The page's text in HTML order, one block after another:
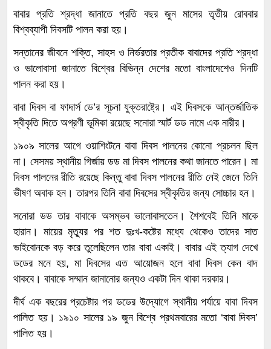
বাবার প্রতি শ্রদ্ধা জানাতে প্রতি বছর জুন মাসের তৃতীয় রোববার
বিশ্বব্যাপী দিবসটি পালন করা হয়।
সন্তানের জীবনে শক্তি, সাহস ও নির্ভরতার প্রতীক বাবাদের প্রতি শ্রদ্ধা
ও ভালোবাসা জানাতে বিশ্বের বিভিন্ন দেশের মতো বাংলাদেশেও দিনটি
পালন করা হয়।
বাবা দিবস বা ফাদার্স ডে’র সূচনা যুক্তরাষ্ট্রে। এই দিবসকে আন্তর্জাতিক
স্বীকৃতি দিতে অগ্রণী ভূমিকা রয়েছে সনোরা স্মার্ট ডড নামে এক নারীর।
১৯০৯ সালের আগে ওয়াশিংটনে বাবা দিবস পালনের কোনো প্রচলন ছিল
না। সেসময় স্থানীয় গির্জায় ডড মা দিবস পালনের কথা জানতে পারেন। মা
দিবস পালনের রীতি রয়েছে কিন্তু বাবা দিবস পালনের রীতি নেই জেনে তিনি
ভীষণ অবাক হন। তারপর তিনি বাবা দিবসের স্বীকৃতির জন্য সোচ্চার হন।
সনোরা ডড তার বাবাকে অসম্ভব ভালোবাসতেন। শৈশবেই তিনি মাকে
হারান। মায়ের মৃত্যুর পর শত দুঃখ-কষ্টের মধ্যে থেকেও তাদের সাত
ভাইবোনকে বড় করে তুলেছিলেন তার বাবা একাই। বাবার এই ত্যাগ দেখে
ডডের মনে হয়, মা দিবসের এত আয়োজন হলে বাবা দিবস কেন বাদ
থাকবে। বাবাকে সম্মান জানানোর জন্যও একটা দিন থাকা দরকার।
দীর্ঘ এক বছরের প্রচেষ্টার পর ডডের উদ্যোগে স্থানীয় পর্যায়ে বাবা দিবস
পালিত হয়। ১৯১০ সালের ১৯ জুন বিশ্বে প্রথমবারের মতো ‘বাবা দিবস’
পালিত হয়।